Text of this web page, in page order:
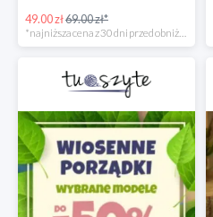
49.00 zł69.00 zł*
*najniższa cena z 30 dni przed obniżką